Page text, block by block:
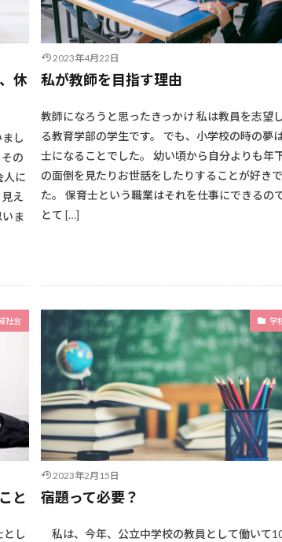
休
し
の
人に
え
ま
2023年4月22日
私が教師を目指す理由
教師になろうと思ったきっかけ 私は教員を志望
る教育学部の学生です。 でも、小学校の時の夢
士になることでした。 幼い頃から自分よりも年
の面倒を見たりお世話をしたりすることが好き
た。 保育士という職業はそれを仕事にできるの
とて […]
社会
と
とし
学
2023年2月15日
宿題って必要？
私は、今年、公立中学校の教員として働いて